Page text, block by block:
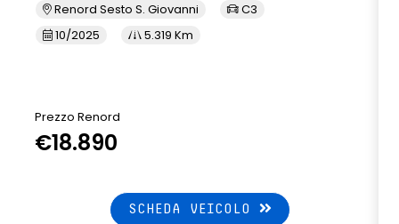
Renord Sesto S. Giovanni
C3
10/2025
5.319 Km
Prezzo Renord
€18.890
SCHEDA VEICOLO